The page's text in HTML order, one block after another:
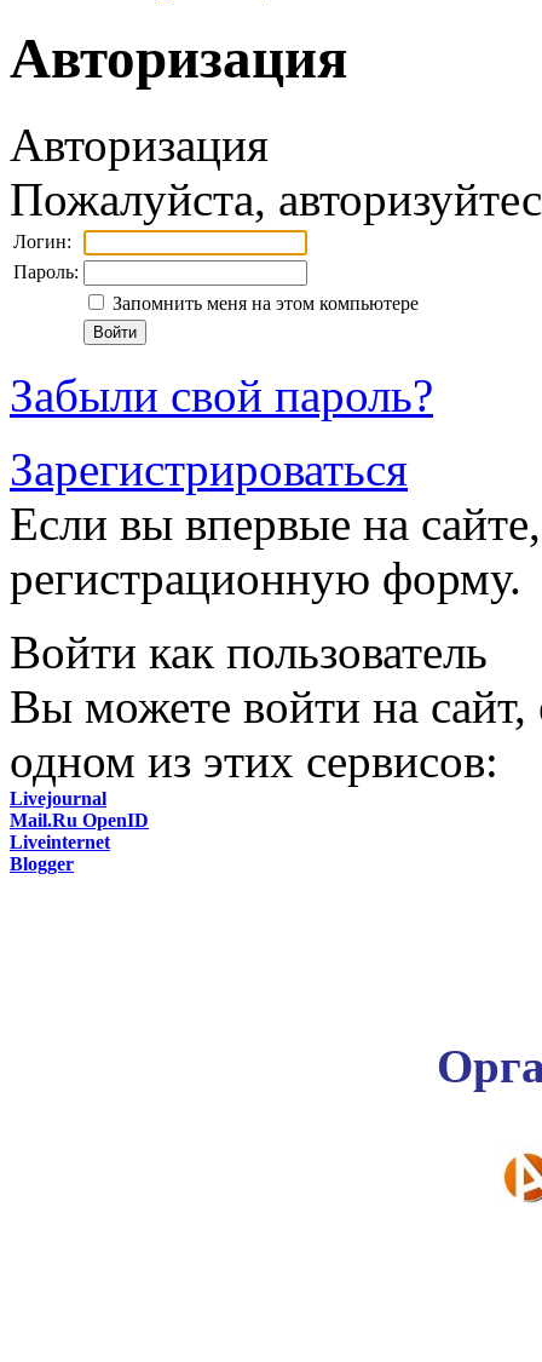
Авторизация
Авторизация
Пожалуйста,
Логин:
Пароль:
Запомнить меня на этом компьютере
Забыли свой пароль?
Зарегистрироваться
Если вы впервые на
регистрационную форму.
Войти как пользователь
Вы можете войти на сайт,
одном из этих сервисов:
Livejournal
Mail.Ru OpenID
Liveinternet
Blogger